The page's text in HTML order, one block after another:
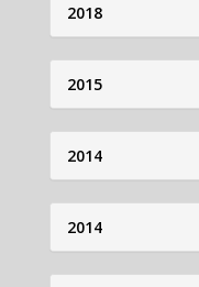
2018
2015
2014
2014